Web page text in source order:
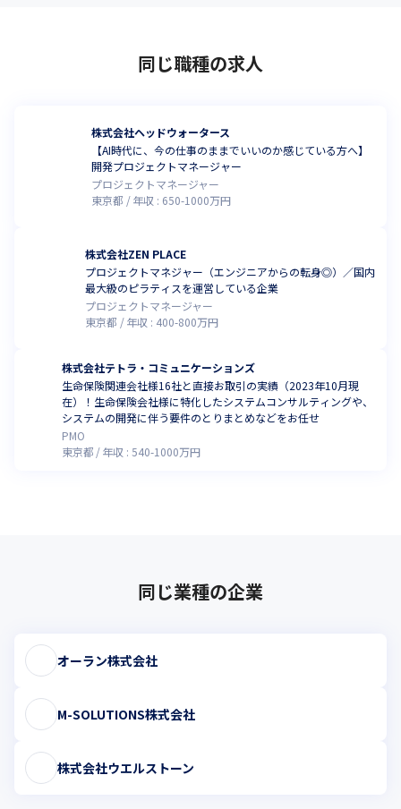
同じ職種の求人
株式会社ヘッドウォータース
【AI時代に、今の仕事のままでいいのか感じている方へ】
開発プロジェクトマネージャー
プロジェクトマネージャー
東京都
年収 : 650-1000万円
株式会社ZEN PLACE
プロジェクトマネジャー（エンジニアからの転身◎）／国内
最大級のピラティスを運営している企業
プロジェクトマネージャー
東京都
年収 : 400-800万円
株式会社テトラ・コミュニケーションズ
生命保険関連会社様16社と直接お取引の実績（2023年10月現
在）！生命保険会社様に特化したシステムコンサルティングや、
システムの開発に伴う要件のとりまとめなどをお任せ
PMO
東京都
年収 :540-1000万円
同じ業種の企業
オーラン株式会社
M-SOLUTIONS株式会社
株式会社ウエルストーン